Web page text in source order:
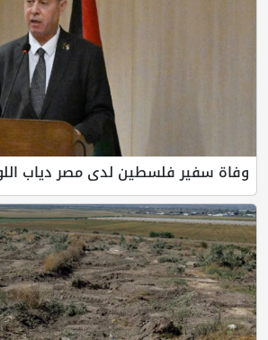
وفاة سفير فلسطين لدى مصر دياب